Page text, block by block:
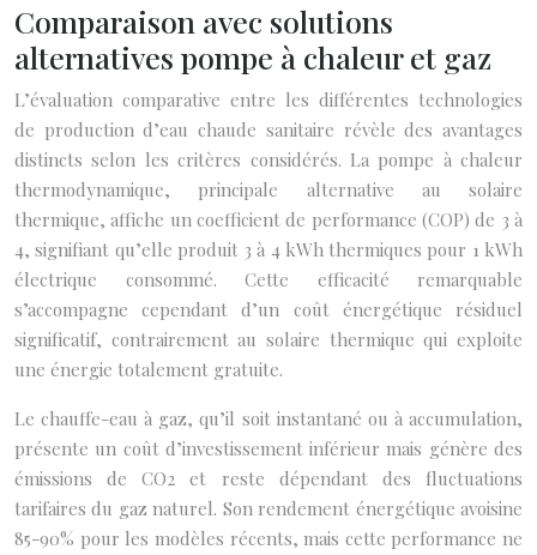
Comparaison avec solutions
alternatives pompe à chaleur et gaz
L’évaluation comparative entre les différentes technologies
de production d’eau chaude sanitaire révèle des avantages
distincts selon les critères considérés. La pompe à chaleur
thermodynamique, principale alternative au solaire
thermique, affiche un coefficient de performance (COP) de 3 à
4, signifiant qu’elle produit 3 à 4 kWh thermiques pour 1 kWh
électrique consommé. Cette efficacité remarquable
s’accompagne cependant d’un coût énergétique résiduel
significatif, contrairement au solaire thermique qui exploite
une énergie totalement gratuite.
Le chauffe-eau à gaz, qu’il soit instantané ou à accumulation,
présente un coût d’investissement inférieur mais génère des
émissions de CO2 et reste dépendant des fluctuations
tarifaires du gaz naturel. Son rendement énergétique avoisine
85-90% pour les modèles récents, mais cette performance ne